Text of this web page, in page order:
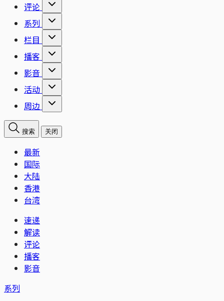
评论
系列
栏目
播客
影音
活动
周边
搜索 关闭
最新
国际
大陆
香港
台湾
速递
解读
评论
播客
影音
系列